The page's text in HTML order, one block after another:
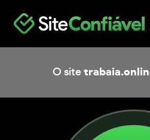
O site